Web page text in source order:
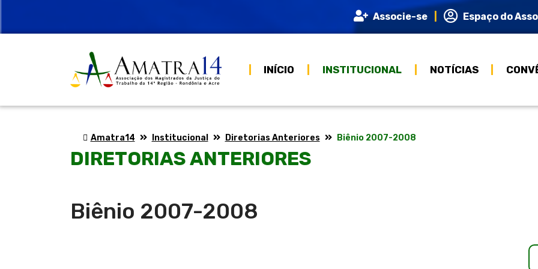
Associe-se Espaço do
INÍCIO INSTITUCIONAL NOTÍCIAS
DIRETORIAS ANTERIORES
Amatra14 Institucional Diretorias Anteriores Biênio 2007-2008
Biênio 2007-2008